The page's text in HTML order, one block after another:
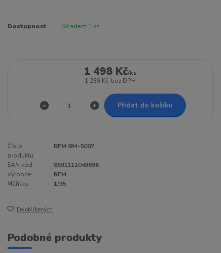
Dostupnost Skladem 1 ks
1 498 Kč/ks
1 238 Kč bez DPH
Přidat do košíku
Číslo
produktu:
RFM RM-5007
EAN kód:
8591111049696
Výrobce:
RFM
Měřítko:
1/35
Do oblíbených
Podobné produkty